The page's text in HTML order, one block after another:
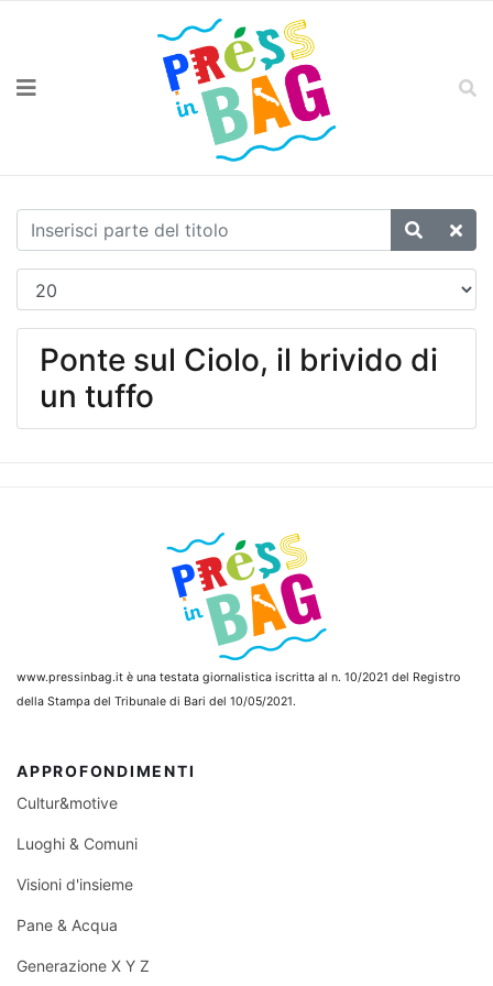
Ponte sul Ciolo, il brivido di
un tuffo
www.pressinbag.it è una testata giornalistica iscritta al n. 10/2021 del Registro
della Stampa del Tribunale di Bari del 10/05/2021.
APPROFONDIMENTI
Cultur&motive
Luoghi & Comuni
Visioni d'insieme
Pane & Acqua
Generazione X Y Z